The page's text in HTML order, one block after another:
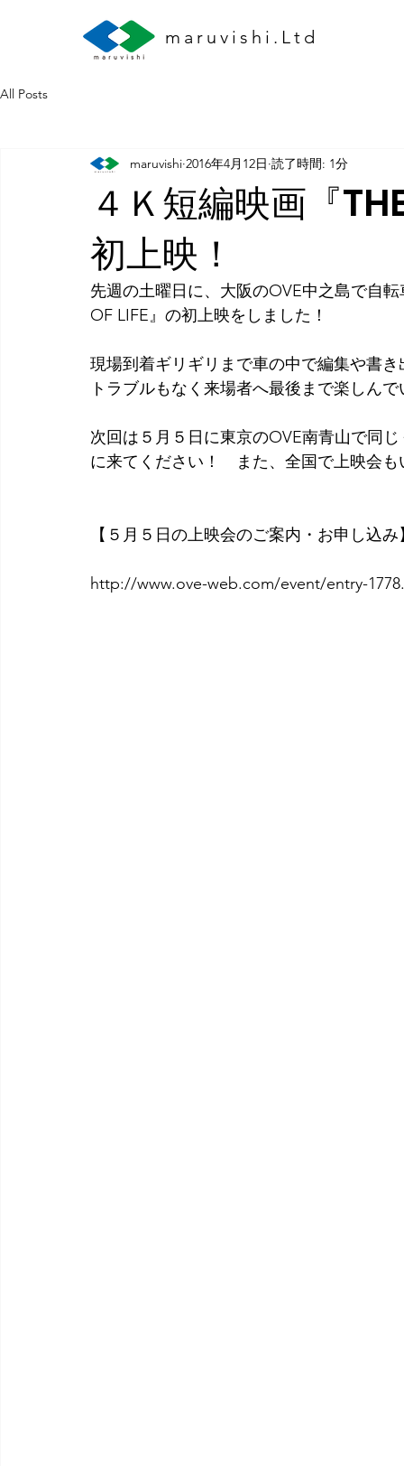
maruvishi.Ltd
All Posts
４Ｋ短編映画『
初上映！
maruvishi 2016年4月12日 読了時間: 1分
先週の土曜日に、大阪のOVE中之島で自
OF LIFE』の初上映をしました！
現場到着ギリギリまで車の中で編集や書
トラブルもなく来場者へ最後まで楽しん
次回は５月５日に東京のOVE南青山で同
に来てください！　また、全国で上映会
【５月５日の上映会のご案内・お申し込み
http://www.ove-web.com/event/entry-